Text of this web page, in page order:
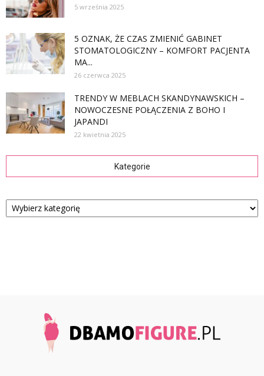
5 września 2025
5 OZNAK, ŻE CZAS ZMIENIĆ GABINET
STOMATOLOGICZNY – KOMFORT PACJENTA
MA...
26 czerwca 2025
TRENDY W MEBLACH SKANDYNAWSKICH –
NOWOCZESNE POŁĄCZENIA Z BOHO I
JAPANDI
22 kwietnia 2025
Kategorie
Kategorie